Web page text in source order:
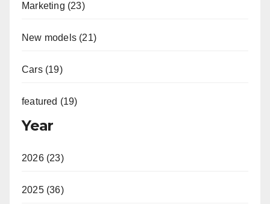
Marketing (23)
New models (21)
Cars (19)
featured (19)
Year
2026 (23)
2025 (36)